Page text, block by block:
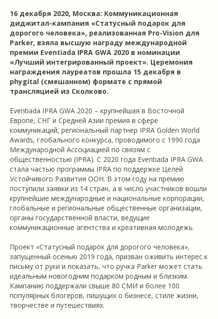
16 декабря 2020, Москва: Коммуникационная
диджитал-кампания «Статусный подарок для
дорогого человека», реализованная Pro-Vision для
Parker, взяла высшую награду международной
премии Eventiada IPRA GWA 2020 в номинации
«Лучший интегрированный проект». Церемония
награждения лауреатов прошла 15 декабря в
phygital (смешанном) формате с прямой
трансляцией из Сколково.
Eventiada IPRA GWA 2020 – крупнейшая в Восточной
Европе, СНГ и Средней Азии премия в сфере
коммуникаций, региональный партнер IPRA Golden World
Awards, глобального конкурса, проводимого с 1990 года
Международной Ассоциацией по связям с
общественностью (IPRA). С 2020 года Eventiada IPRA GWA
стала частью программы IPRA по поддержке Целей
Устойчивого Развития ООН. В этом году на премию
поступили заявки из 14 стран, а в число участников вошли
крупнейшие международные и национальные корпорации,
глобальные и региональные общественные организации,
органы государственной власти, ведущие
коммуникационные агентства и креативная молодежь.
Проект «Статусный подарок для дорогого человека»,
запущенный осенью 2019 года, призван оживить интерес к
письму от руки и показать, что ручка Parker может стать
идеальным новогодним подарком родным и близким.
Кампанию поддержали свыше 80 СМИ и более 100
популярных блогеров, пишущих о бизнесе, стиле жизни,
творчестве и путешествиях.